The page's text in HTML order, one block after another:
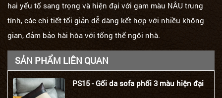
hai yếu tố sang trọng và hiện đại với gam màu NÂU trung
tính, các chi tiết tối giản dễ dàng kết hợp với nhiều không
gian, đảm bảo hài hòa với tổng thể ngôi nhà.
SẢN PHẨM LIÊN QUAN
PS15 - Gối da sofa phối 3 màu hiện đại